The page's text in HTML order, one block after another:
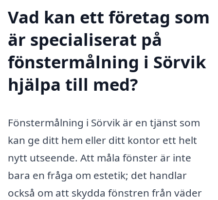
Vad kan ett företag som
är specialiserat på
fönstermålning i Sörvik
hjälpa till med?
Fönstermålning i Sörvik är en tjänst som
kan ge ditt hem eller ditt kontor ett helt
nytt utseende. Att måla fönster är inte
bara en fråga om estetik; det handlar
också om att skydda fönstren från väder